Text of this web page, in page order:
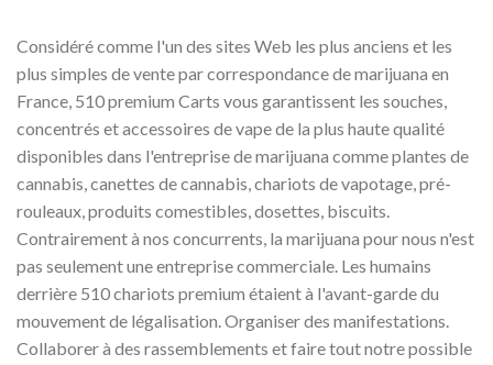
Considéré comme l'un des sites Web les plus anciens et les
plus simples de vente par correspondance de marijuana en
France, 510 premium Carts vous garantissent les souches,
concentrés et accessoires de vape de la plus haute qualité
disponibles dans l'entreprise de marijuana comme plantes de
cannabis, canettes de cannabis, chariots de vapotage, pré-
rouleaux, produits comestibles, dosettes, biscuits.
Contrairement à nos concurrents, la marijuana pour nous n'est
pas seulement une entreprise commerciale. Les humains
derrière 510 chariots premium étaient à l'avant-garde du
mouvement de légalisation. Organiser des manifestations.
Collaborer à des rassemblements et faire tout notre possible